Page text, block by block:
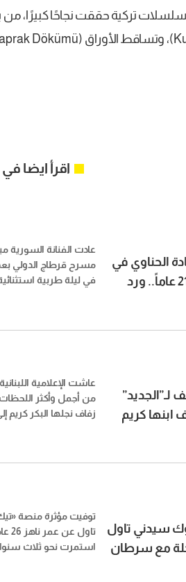
اقرأ ايضا
الحناوي في
قرطاج بعد غياب 21 عاماً.. ورد
عادت الفنانة السورية
في ليلة طربية
لـ”الجديد”
ابنها كريم
عاشت الإعلامية
من أجمل وأكثر اللحظات
زفاف نجلها البكر كريم
سيدني تاول
رحلة مع سرطان
توفيت مؤثرة منصة
تاول
استمرت نحو ثلاث